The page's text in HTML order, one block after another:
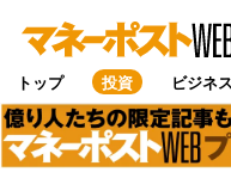
トップ 投資 ビジネス